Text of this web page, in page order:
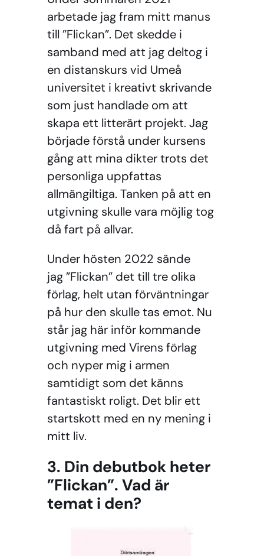
arbetade jag fram mitt manus
till ”Flickan”. Det skedde i
samband med att jag deltog i
en distanskurs vid Umeå
universitet i kreativt skrivande
som just handlade om att
skapa ett litterärt projekt. Jag
började förstå under kursens
gång att mina dikter trots det
personliga uppfattas
allmängiltiga. Tanken på att en
utgivning skulle vara möjlig tog
då fart på allvar.
Under hösten 2022 sände
jag ”Flickan” det till tre olika
förlag, helt utan förväntningar
på hur den skulle tas emot. Nu
står jag här inför kommande
utgivning med Virens förlag
och nyper mig i armen
samtidigt som det känns
fantastiskt roligt. Det blir ett
startskott med en ny mening i
mitt liv.
3. Din debutbok heter
”Flickan”. Vad är
temat i den?